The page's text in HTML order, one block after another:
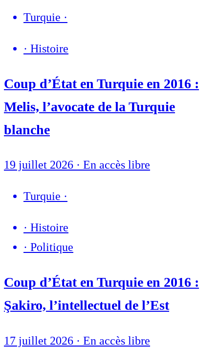
Turquie ·
· Histoire
Coup d’État en Turquie en 2016 :
Melis, l’avocate de la Turquie
blanche
19 juillet 2026 · En accès libre
Turquie ·
· Histoire
· Politique
Coup d’État en Turquie en 2016 :
Şakiro, l’intellectuel de l’Est
17 juillet 2026 · En accès libre